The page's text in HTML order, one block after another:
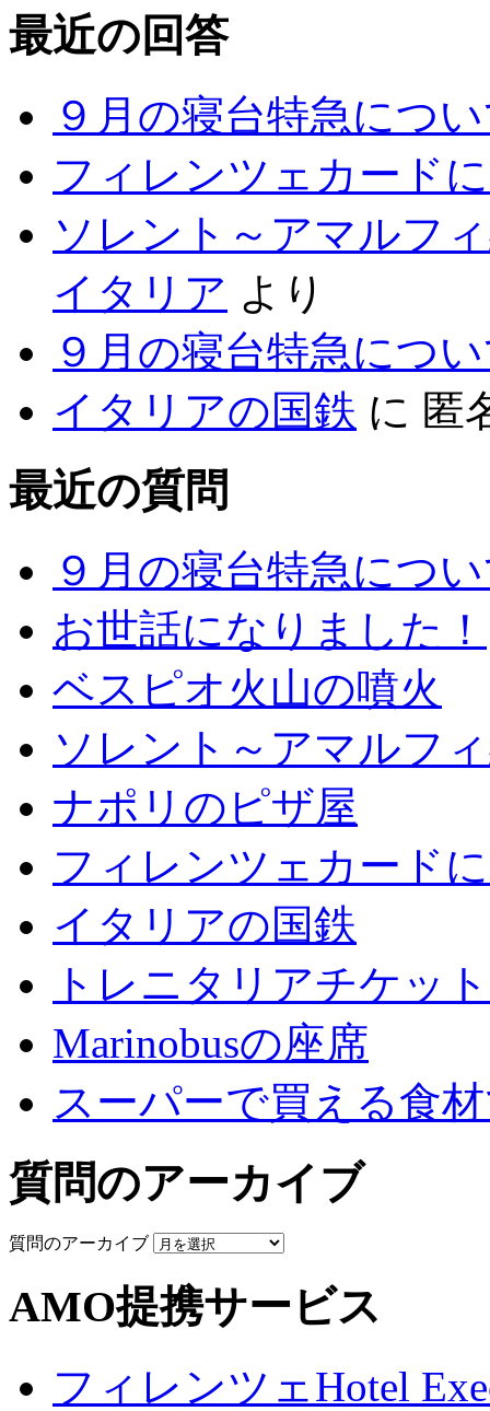
最近の回答
９月の寝台特急につ
フィレンツェカード
ソレント～アマルフ
イタリア より
９月の寝台特急につ
イタリアの国鉄 に 匿
最近の質問
９月の寝台特急につ
お世話になりました！
ベスピオ火山の噴火
ソレント～アマルフ
ナポリのピザ屋
フィレンツェカード
イタリアの国鉄
トレニタリアチケッ
Marinobusの座席
スーパーで買える食
質問のアーカイブ
質問のアーカイブ
AMO提携サービス
フィレンツェHotel